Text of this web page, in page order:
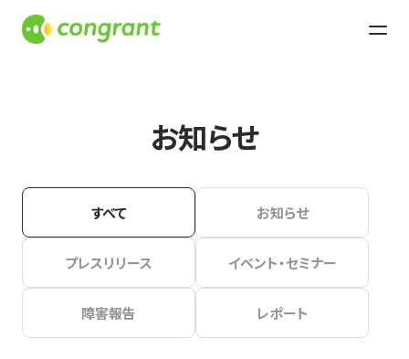
お知らせ
すべて お知らせ
プレスリリース イベント・セミナー
障害報告 レポート